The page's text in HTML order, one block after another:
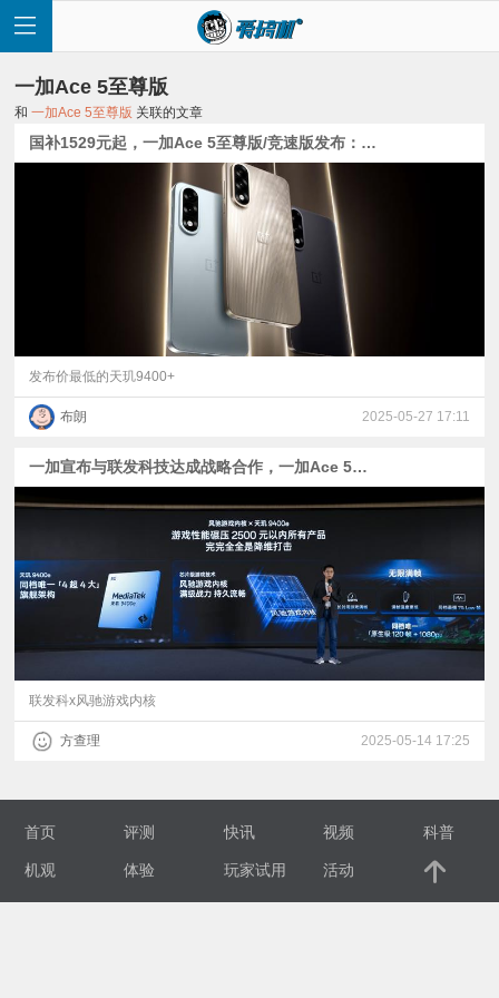
讯
评
频
普
专
一加Ace 5至尊版
和一加Ace 5至尊版 关联的文章
国补1529元起，一加Ace 5至尊版/竞速版发布：天玑9400+与首发天玑9400e
发布价最低的天玑9400+
布朗 2025-05-27 17:11
一加宣布与联发科技达成战略合作，一加Ace 5竞速版将首发天玑9400e
联发科x风驰游戏内核
方查理 2025-05-14 17:25
首页 评测 快讯 视频 科普
机观 体验 玩家试用 活动